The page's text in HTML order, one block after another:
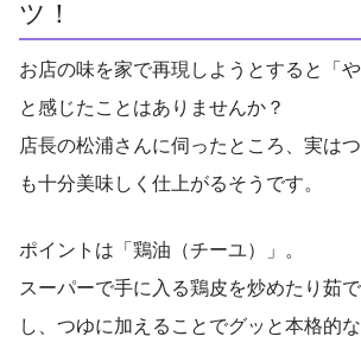
ツ！
お店の味を家で再現しようとすると「
と感じたことはありませんか？
店長の松浦さんに伺ったところ、実は
も十分美味しく仕上がるそうです。
ポイントは「鶏油（チーユ）」。
スーパーで手に入る鶏皮を炒めたり茹
し、つゆに加えることでグッと本格的